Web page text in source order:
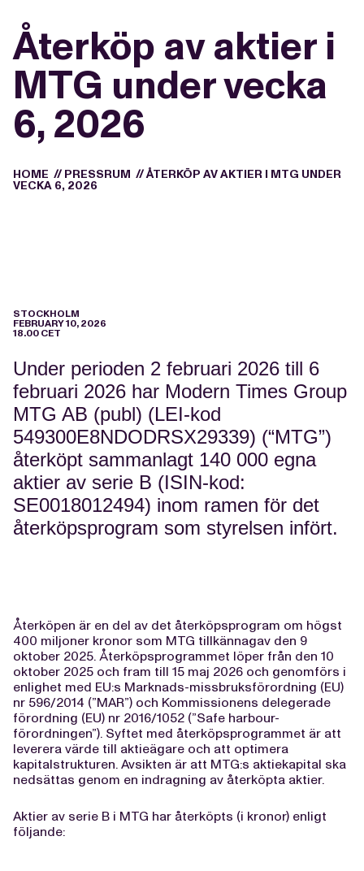
Återköp av aktier i
MTG under vecka
6, 2026
HOME // PRESSRUM //ÅTERKÖP AV AKTIER I MTG UNDER
VECKA 6, 2026
STOCKHOLM
FEBRUARY 10, 2026
18.00 CET
Under perioden 2 februari 2026 till 6
februari 2026 har Modern Times Group
MTG AB (publ) (LEI-kod
549300E8NDODRSX29339) (“MTG”)
återköpt sammanlagt 140 000 egna
aktier av serie B (ISIN-kod:
SE0018012494) inom ramen för det
återköpsprogram som styrelsen infört.
Återköpen är en del av det återköpsprogram om högst
400 miljoner kronor som MTG tillkännagav den 9
oktober 2025. Återköpsprogrammet löper från den 10
oktober 2025 och fram till 15 maj 2026 och genomförs i
enlighet med EU:s Marknads-missbruksförordning (EU)
nr 596/2014 (”MAR”) och Kommissionens delegerade
förordning (EU) nr 2016/1052 (”Safe harbour-
förordningen”). Syftet med återköpsprogrammet är att
leverera värde till aktieägare och att optimera
kapitalstrukturen. Avsikten är att MTG:s aktiekapital ska
nedsättas genom en indragning av återköpta aktier.
Aktier av serie B i MTG har återköpts (i kronor) enligt
följande: